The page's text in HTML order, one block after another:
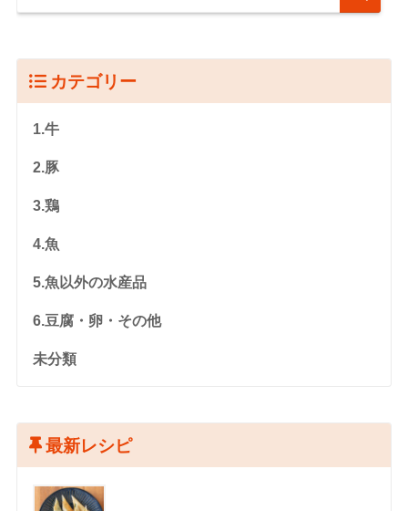
カテゴリー
1.牛
2.豚
3.鶏
4.魚
5.魚以外の水産品
6.豆腐・卵・その他
未分類
最新レシピ